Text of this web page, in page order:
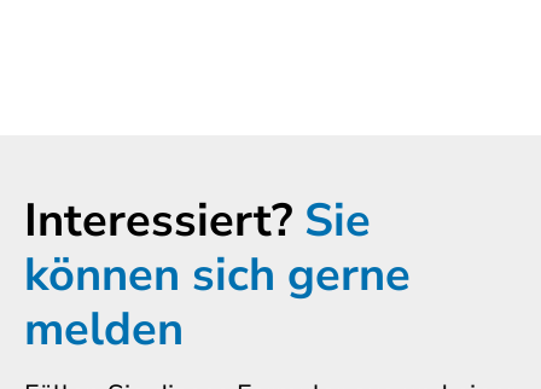
Interessiert? Sie
können sich gerne
melden